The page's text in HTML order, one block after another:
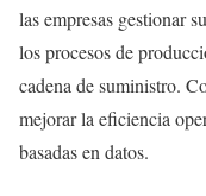
las empresas gestionar
los procesos de
cadena de suministro.
mejorar la eficiencia
basadas en datos.